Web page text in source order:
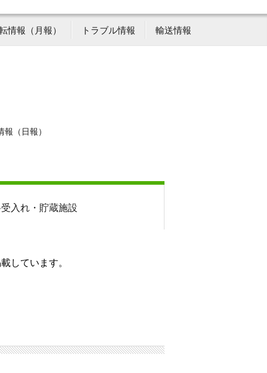
情報（月報） トラブル情報 輸送情報
（日報）
受入れ・貯蔵施設
しています。